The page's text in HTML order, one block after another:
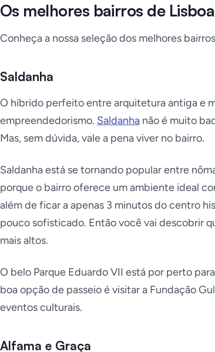
Os melhores bairros de Lisboa
Conheça a nossa seleção dos melhores
Saldanha
O híbrido perfeito entre arquitetura antiga e
empreendedorismo. Saldanha não é muito
Mas, sem dúvida, vale a pena viver no bairro.
Saldanha está se tornando popular entre
porque o bairro oferece um ambiente ideal
além de ficar a apenas 3 minutos do centro
pouco sofisticado. Então você vai descobrir
mais altos.
O belo Parque Eduardo VII está por perto
boa opção de passeio é visitar a Fundação
eventos culturais.
Alfama e Graça